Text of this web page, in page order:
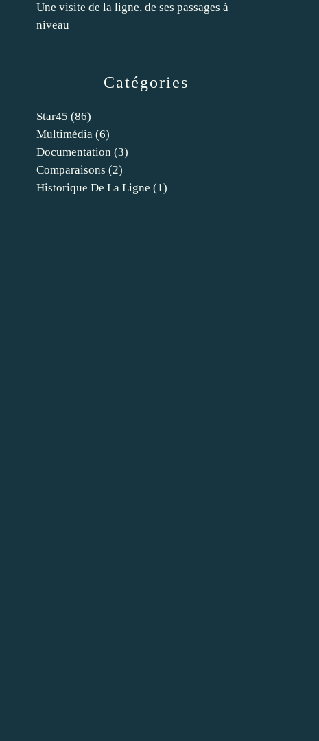
Catégories
Star45 (86)
Multimédia (6)
Documentation (3)
Comparaisons (2)
Historique De La Ligne (1)
Une visite de la ligne, de ses passages à
niveau